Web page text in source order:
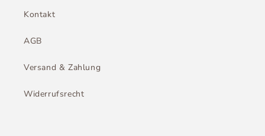
Kontakt
AGB
Versand & Zahlung
Widerrufsrecht